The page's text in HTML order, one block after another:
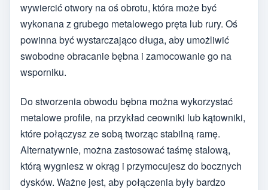
wywiercić otwory na oś obrotu, która może być
wykonana z grubego metalowego pręta lub rury. Oś
powinna być wystarczająco długa, aby umożliwić
swobodne obracanie bębna i zamocowanie go na
wsporniku.
Do stworzenia obwodu bębna można wykorzystać
metalowe profile, na przykład ceowniki lub kątowniki,
które połączysz ze sobą tworząc stabilną ramę.
Alternatywnie, można zastosować taśmę stalową,
którą wygniesz w okrąg i przymocujesz do bocznych
dysków. Ważne jest, aby połączenia były bardzo